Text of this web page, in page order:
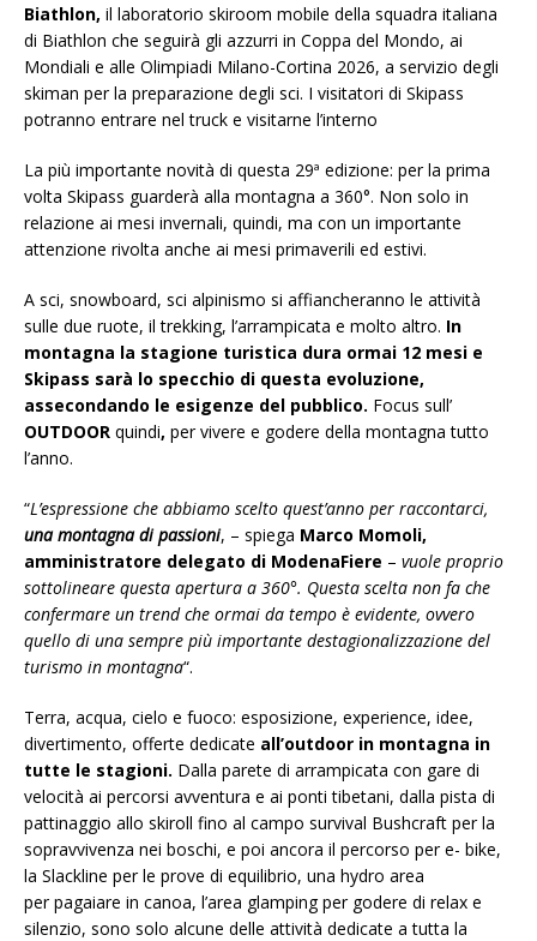
Biathlon, il laboratorio skiroom mobile della squadra italiana
di Biathlon che seguirà gli azzurri in Coppa del Mondo, ai
Mondiali e alle Olimpiadi Milano-Cortina 2026, a servizio degli
skiman per la preparazione degli sci. I visitatori di Skipass
potranno entrare nel truck e visitarne l’interno
La più importante novità di questa 29ª edizione: per la prima
volta Skipass guarderà alla montagna a 360°. Non solo in
relazione ai mesi invernali, quindi, ma con un importante
attenzione rivolta anche ai mesi primaverili ed estivi.
A sci, snowboard, sci alpinismo si affiancheranno le attività
sulle due ruote, il trekking, l’arrampicata e molto altro. In
montagna la stagione turistica dura ormai 12 mesi e
Skipass sarà lo specchio di questa evoluzione,
assecondando le esigenze del pubblico. Focus sull’
OUTDOOR quindi, per vivere e godere della montagna tutto
l’anno.
“L’espressione che abbiamo scelto quest’anno per raccontarci,
una montagna di passioni, – spiega Marco Momoli,
amministratore delegato di ModenaFiere – vuole proprio
sottolineare questa apertura a 360°. Questa scelta non fa che
confermare un trend che ormai da tempo è evidente, ovvero
quello di una sempre più importante destagionalizzazione del
turismo in montagna“.
Terra, acqua, cielo e fuoco: esposizione, experience, idee,
divertimento, offerte dedicate all’outdoor in montagna in
tutte le stagioni. Dalla parete di arrampicata con gare di
velocità ai percorsi avventura e ai ponti tibetani, dalla pista di
pattinaggio allo skiroll fino al campo survival Bushcraft per la
sopravvivenza nei boschi, e poi ancora il percorso per e- bike,
la Slackline per le prove di equilibrio, una hydro area
per pagaiare in canoa, l’area glamping per godere di relax e
silenzio, sono solo alcune delle attività dedicate a tutta la